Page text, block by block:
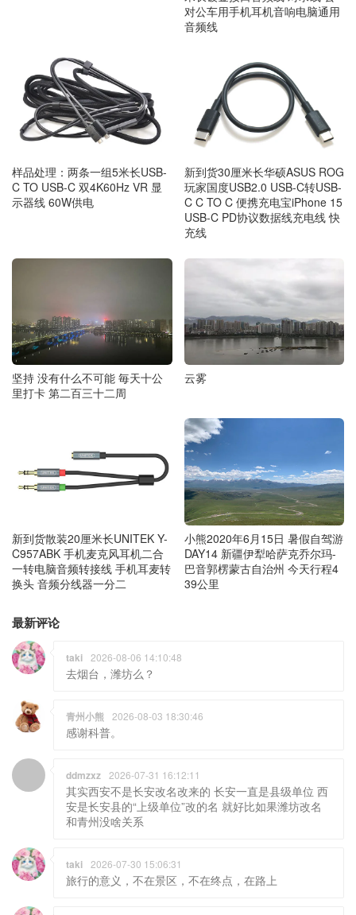
对公车用手机耳机音响电脑通用
音频线
样品处理：两条一组5米长USB-
C TO USB-C 双4K60Hz VR 显
示器线 60W供电
新到货30厘米长华硕ASUS ROG
玩家国度USB2.0 USB-C转USB-
C C TO C 便携充电宝iPhone 15
USB-C PD协议数据线充电线 快
充线
坚持 没有什么不可能 毎天十公
里打卡 第二百三十二周
云雾
新到货散装20厘米长UNITEK Y-
C957ABK 手机麦克风耳机二合
一转电脑音频转接线 手机耳麦转
换头 音频分线器一分二
小熊2020年6月15日 暑假自驾游
DAY14 新疆伊犁哈萨克乔尔玛-
巴音郭楞蒙古自治州 今天行程4
39公里
最新评论
taki 2026-08-06 14:10:48
去烟台，潍坊么？
青州小熊 2026-08-03 18:30:46
感谢科普。
ddmzxz 2026-07-31 16:12:11
其实西安不是长安改名改来的 长安一直是县级单位 西
安是长安县的“上级单位”改的名 就好比如果潍坊改名
和青州没啥关系
taki 2026-07-30 15:06:31
旅行的意义，不在景区，不在终点，在路上